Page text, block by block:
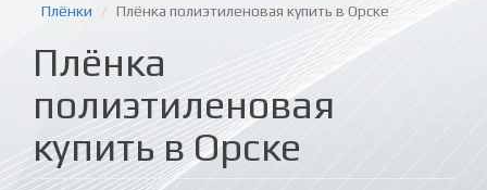
Плёнки Плёнка полиэтиленовая купить в Орске
Плёнка
полиэтиленовая
купить в Орске